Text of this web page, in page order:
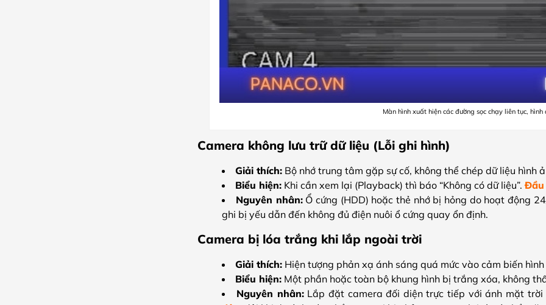
Màn hình xuất hiện các đường sọc chạy liên tục,
Camera không lưu trữ dữ liệu (Lỗi ghi hình)
Giải thích: Bộ nhớ trung tâm gặp sự cố, không thể chép dữ liệu hình
Biểu hiện: Khi cần xem lại (Playback) thì báo “Không có dữ liệu”.
Nguyên nhân:Ổ cứng (HDD) hoặc thẻ nhớ bị hỏng do hoạt động
ghi bị yếu dẫn đến không đủ điện nuôi ổ cứng quay ổn định.
Camera bị lóa trắng khi lắp ngoài trời
Giải thích: Hiện tượng phản xạ ánh sáng quá mức vào cảm biến
Biểu hiện: Một phần hoặc toàn bộ khung hình bị trắng xóa, không
Nguyên nhân:Lắp đặt camera đối diện trực tiếp với ánh mặt trời